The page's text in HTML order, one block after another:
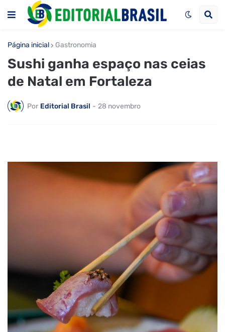
Página inicial Gastronomia
Sushi ganha espaço nas ceias
de Natal em Fortaleza
Por Editorial Brasil - 28 novembro